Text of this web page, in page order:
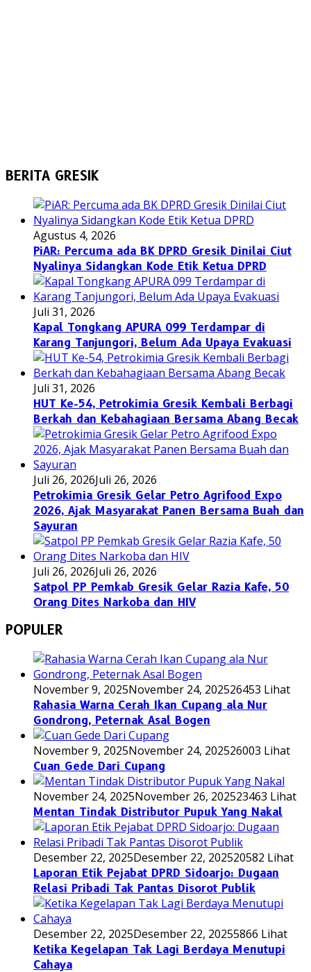
BERITA GRESIK
Agustus 4, 2026
PiAR: Percuma ada BK DPRD Gresik Dinilai Ciut
Nyalinya Sidangkan Kode Etik Ketua DPRD
Juli 31, 2026
Kapal Tongkang APURA 099 Terdampar di
Karang Tanjungori, Belum Ada Upaya Evakuasi
Juli 31, 2026
HUT Ke-54, Petrokimia Gresik Kembali Berbagi
Berkah dan Kebahagiaan Bersama Abang Becak
Juli 26, 2026Juli 26, 2026
Petrokimia Gresik Gelar Petro Agrifood Expo
2026, Ajak Masyarakat Panen Bersama Buah dan
Sayuran
Juli 26, 2026Juli 26, 2026
Satpol PP Pemkab Gresik Gelar Razia Kafe, 50
Orang Dites Narkoba dan HIV
POPULER
November 9, 2025November 24, 202526453 Lihat
Rahasia Warna Cerah Ikan Cupang ala Nur
Gondrong, Peternak Asal Bogen
November 9, 2025November 24, 202526003 Lihat
Cuan Gede Dari Cupang
November 24, 2025November 26, 202523463 Lihat
Mentan Tindak Distributor Pupuk Yang Nakal
Desember 22, 2025Desember 22, 202520582 Lihat
Laporan Etik Pejabat DPRD Sidoarjo: Dugaan
Relasi Pribadi Tak Pantas Disorot Publik
Desember 22, 2025Desember 22, 20255866 Lihat
Ketika Kegelapan Tak Lagi Berdaya Menutupi
Cahaya